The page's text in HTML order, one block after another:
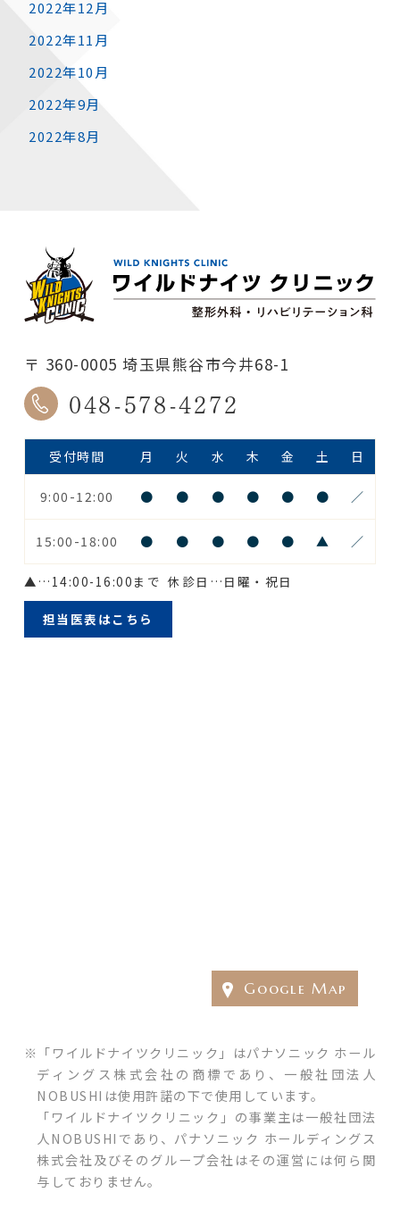
2022年12月
2022年11月
2022年10月
2022年9月
2022年8月
〒 360-0005 埼玉県熊谷市今井68-1
048-578-4272
受付時間 月 火 水 木 金 土 日
9:00-12:00 ● ● ● ● ● ● ／
15:00-18:00 ● ● ● ● ● ▲ ／
▲ …14:00-16:00まで 休診日…日曜・祝日
担当医表はこちら
Google Map
「ワイルドナイツクリニック」はパナソニック ホール
ディングス株式会社の商標であり、一般社団法人
NOBUSHIは使用許諾の下で使用しています。
「ワイルドナイツクリニック」の事業主は一般社団法
人NOBUSHIであり、パナソニック ホールディングス
株式会社及びそのグループ会社はその運営には何ら関
与しておりません。